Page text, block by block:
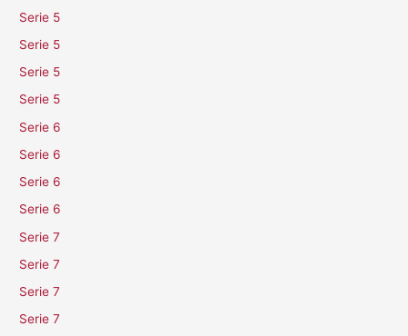
Serie 5
Serie 5
Serie 5
Serie 5
Serie 6
Serie 6
Serie 6
Serie 6
Serie 7
Serie 7
Serie 7
Serie 7